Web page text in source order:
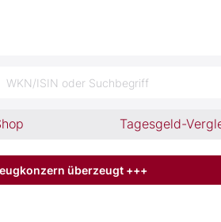
WKN/ISIN oder Suchbegriff
Tagesgeld-
überzeugt +++